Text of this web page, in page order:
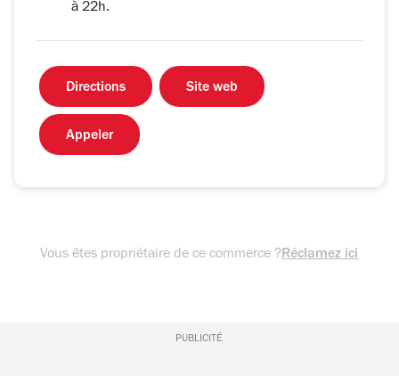
à 22h.
Directions Site web
Appeler
Vous êtes propriétaire de ce commerce ?Réclamez ici
PUBLICITÉ